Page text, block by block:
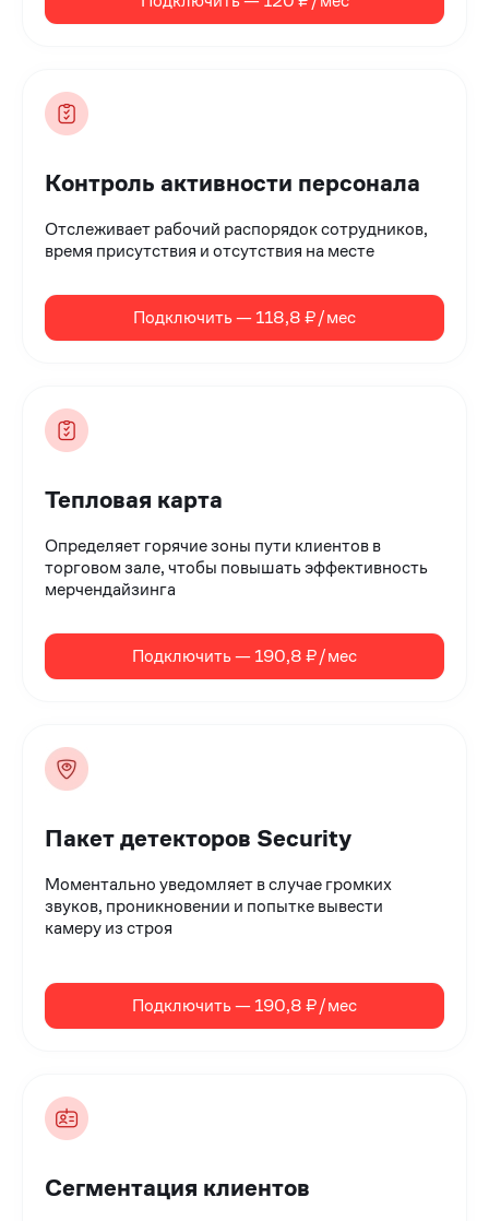
Контроль активности персонала
Отслеживает рабочий распорядок сотрудников,
время присутствия и отсутствия на месте
Подключить — 118,8 ₽/мес
Тепловая карта
Определяет горячие зоны пути клиентов в
торговом зале, чтобы повышать эффективность
мерчендайзинга
Подключить — 190,8 ₽/мес
Пакет детекторов Security
Моментально уведомляет в случае громких
звуков, проникновении и попытке вывести
камеру из строя
Подключить — 190,8 ₽/мес
Сегментация клиентов